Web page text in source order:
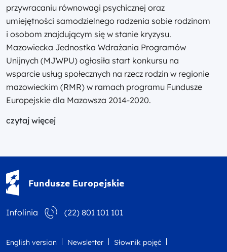
przywracaniu równowagi psychicznej oraz
umiejętności samodzielnego radzenia sobie rodzinom
i osobom znajdującym się w stanie kryzysu.
Mazowiecka Jednostka Wdrażania Programów
Unijnych (MJWPU) ogłosiła start konkursu na
wsparcie usług społecznych na rzecz rodzin w regionie
mazowieckim (RMR) w ramach programu Fundusze
Europejskie dla Mazowsza 2014-2020.
czytaj więcej
Fundusze Europejskie
Infolinia (22) 801 101 101
English version Newsletter
Słownik pojęć